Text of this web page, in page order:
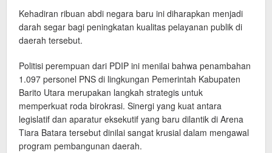
Kehadiran ribuan abdi negara baru ini diharapkan menjadi
darah segar bagi peningkatan kualitas pelayanan publik di
daerah tersebut.
Politisi perempuan dari PDIP ini menilai bahwa penambahan
1.097 personel PNS di lingkungan Pemerintah Kabupaten
Barito Utara merupakan langkah strategis untuk
memperkuat roda birokrasi. Sinergi yang kuat antara
legislatif dan aparatur eksekutif yang baru dilantik di Arena
Tiara Batara tersebut dinilai sangat krusial dalam mengawal
program pembangunan daerah.